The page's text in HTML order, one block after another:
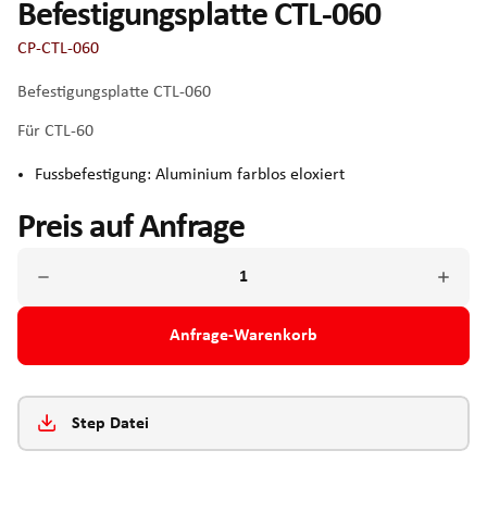
Befestigungsplatte CTL-060
CP-CTL-060
Befestigungsplatte CTL-060
Für CTL-60
Fussbefestigung: Aluminium farblos eloxiert
Preis auf Anfrage
Anfrage-Warenkorb
Step Datei